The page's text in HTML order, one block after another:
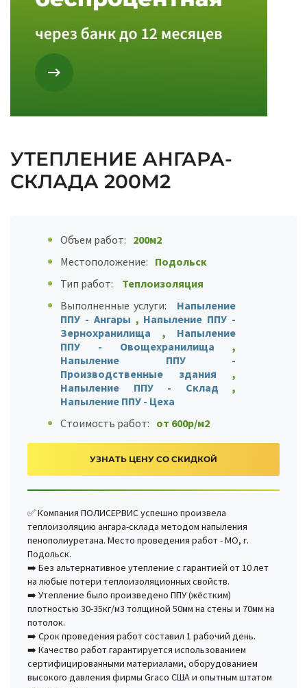
УТЕПЛЕНИЕ АНГАРА-
СКЛАДА 200М2
Объем работ: 200м2
Местоположение: Подольск
Тип работ:
Теплоизоляция
Выполненные услуги:
Напыление
ППУ - Ангары , Напыление ППУ -
Зернохранилища , Напыление
ППУ - Овощехранилища ,
Напыление ППУ -
Производственные здания ,
Напыление ППУ - Склад ,
Напыление ППУ - Цеха
Стоимость работ: от 600р/м2
УЗНАТЬ ЦЕНУ СО СКИДКОЙ
✅ Компания ПОЛИСЕРВИС успешно произвела
теплоизоляцию ангара-склада методом напыления
пенополиуретана. Место проведения работ - МО, г.
Подольск.
➡️ Без альтернативное утепление с гарантией от 10 лет
на любые потери теплоизоляционных свойств.
➡️ Утепление было произведено ППУ (жёстким)
плотностью 30-35кг/м3 толщиной 50мм на стены и 70мм на
потолок.
➡️ Срок проведения работ составил 1 рабочий день.
➡️ Качество работ гарантируется использованием
сертифицированными материалами, оборудованием
высокого давления фирмы Graco США и опытным штатом